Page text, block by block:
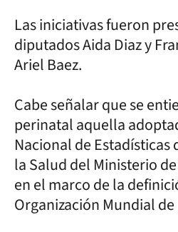
Las iniciativas fueron
diputados Aida Diaz y
Ariel Baez.
Cabe señalar que se
perinatal aquella
Nacional de
la Salud del Ministerio
en el marco de la
Organización Mundial